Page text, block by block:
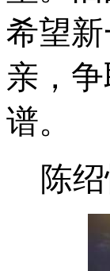
希望
亲，
谱。
陈